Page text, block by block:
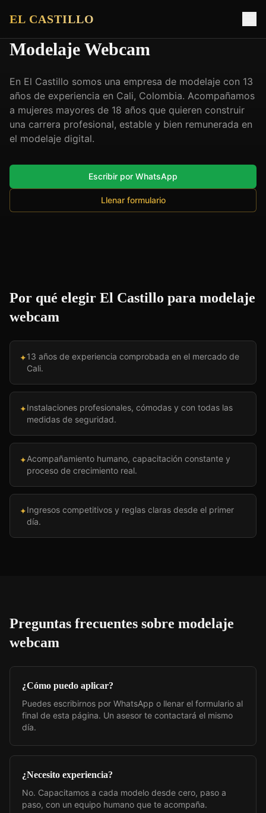
EL CASTILLO
Modelaje Webcam
En El Castillo somos una empresa de modelaje con 13
años de experiencia en Cali, Colombia. Acompañamos
a mujeres mayores de 18 años que quieren construir
una carrera profesional, estable y bien remunerada en
el modelaje digital.
Escribir por WhatsApp
Llenar formulario
Por qué elegir El Castillo para modelaje
webcam
✦13 años de experiencia comprobada en el mercado de
Cali.
✦Instalaciones profesionales, cómodas y con todas las
medidas de seguridad.
✦Acompañamiento humano, capacitación constante y
proceso de crecimiento real.
✦Ingresos competitivos y reglas claras desde el primer
día.
Preguntas frecuentes sobre modelaje
webcam
¿Cómo puedo aplicar?
Puedes escribirnos por WhatsApp o llenar el formulario al
final de esta página. Un asesor te contactará el mismo
día.
¿Necesito experiencia?
No. Capacitamos a cada modelo desde cero, paso a
paso, con un equipo humano que te acompaña.